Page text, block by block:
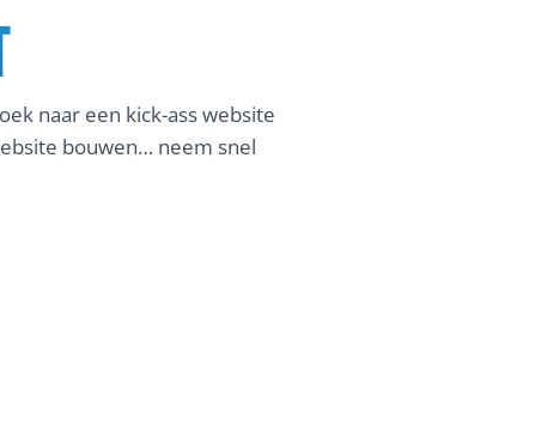
naar een kick-ass website
bouwen… neem snel